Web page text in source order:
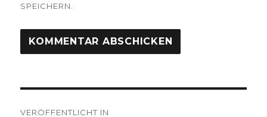
SPEICHERN.
VERÖFFENTLICHT IN